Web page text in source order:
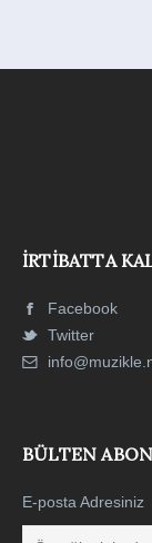
İRTIBATTA
Facebook
Twitter
BÜLTEN
E-posta Adresiniz